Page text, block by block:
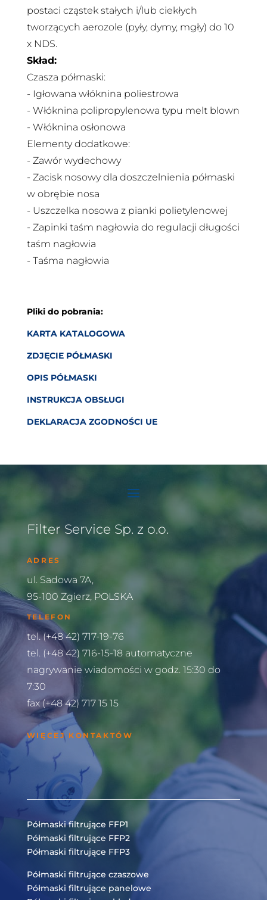
postaci cząstek stałych i/lub ciekłych
tworzących aerozole (pyły, dymy, mgły) do 10
x NDS.
Skład:
Czasza półmaski:
- Igłowana włóknina poliestrowa
- Włóknina polipropylenowa typu melt blown
- Włóknina osłonowa
Elementy dodatkowe:
- Zawór wydechowy
- Zacisk nosowy dla doszczelnienia półmaski
w obrębie nosa
- Uszczelka nosowa z pianki polietylenowej
- Zapinki taśm nagłowia do regulacji długości
taśm nagłowia
- Taśma nagłowia
Pliki do pobrania:
KARTA KATALOGOWA
ZDJĘCIE PÓŁMASKI
OPIS PÓŁMASKI
INSTRUKCJA OBSŁUGI
DEKLARACJA ZGODNOŚCI UE
Filter Service Sp. z o.o.
ADRES
ul. Sadowa 7A,
95-100 Zgierz, POLSKA
TELEFON
tel. (+48 42) 717-19-76
tel. (+48 42) 716-15-18 automatyczne
nagrywanie wiadomości w godz. 15:30 do
7:30
fax (+48 42) 717 15 15
WIĘCEJ KONTAKTÓW
Półmaski filtrujące FFP1
Półmaski filtrujące FFP2
Półmaski filtrujące FFP3
Półmaski filtrujące czaszowe
Półmaski filtrujące panelowe